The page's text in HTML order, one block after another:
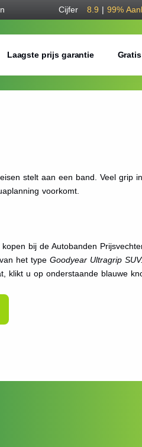
Cijfer 8.9 | 99%
Laagste prijs garantie
stelt aan een band. Veel
voorkomt.
bij de Autobanden
het typeGoodyear Ultragrip SUV.
klikt u op onderstaande blauwe